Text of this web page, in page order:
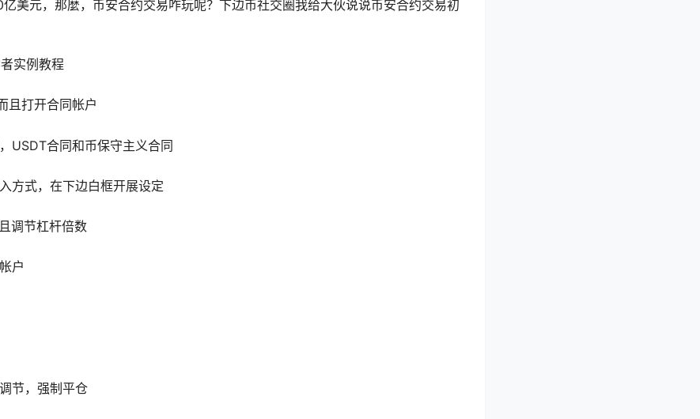
美元，那麼，币安合约交易咋玩呢？下边币社交圈我给大伙说说币安合约交易初
实例教程
且打开合同帐户
USDT合同和币保守主义合同
方式，在下边白框开展设定
调节杠杆倍数
户
节，强制平仓